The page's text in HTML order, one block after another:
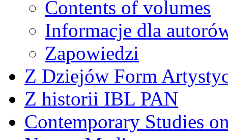
Contents of volumes
Informacje dla
Zapowiedzi
Z Dziejów Form
Z historii IBL PAN
Contemporary Studies